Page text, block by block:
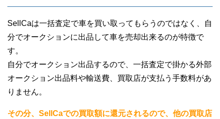
SellCaは一括査定で車を買い取ってもらうのではなく、自
分でオークションに出品して車を売却出来るのが特徴で
す。
自分でオークション出品するので、一括査定で掛かる外部
オークション出品料や輸送費、買取店が支払う手数料があ
りません。
その分、SellCaでの買取額に還元されるので、他の買取店